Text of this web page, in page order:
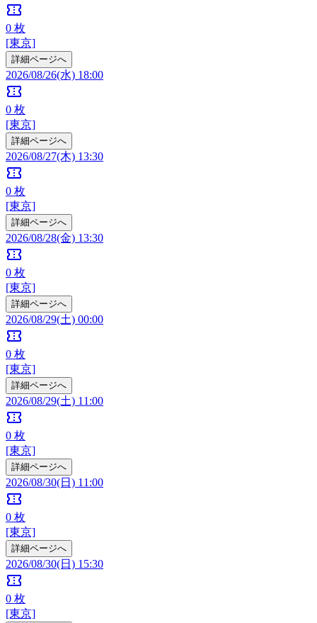
confirmation_number
0 枚
[東京]
詳細ページへ
2026/08/26(水) 18:00
confirmation_number
0 枚
[東京]
詳細ページへ
2026/08/27(木) 13:30
confirmation_number
0 枚
[東京]
詳細ページへ
2026/08/28(金) 13:30
confirmation_number
0 枚
[東京]
詳細ページへ
2026/08/29(土) 00:00
confirmation_number
0 枚
[東京]
詳細ページへ
2026/08/29(土) 11:00
confirmation_number
0 枚
[東京]
詳細ページへ
2026/08/30(日) 11:00
confirmation_number
0 枚
[東京]
詳細ページへ
2026/08/30(日) 15:30
confirmation_number
0 枚
[東京]